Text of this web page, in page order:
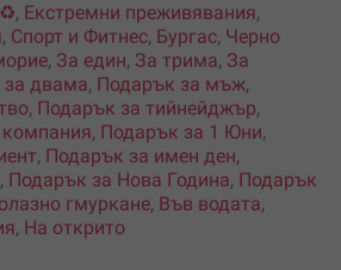
, Екстремни преживявания,
, Спорт и Фитнес, Бургас, Черно
, За един, За трима, За
двама, Подарък за мъж,
, Подарък за тийнейджър,
, Подарък за 1 Юни,
, Подарък за имен ден,
, Подарък за Нова Година, Подарък
гмуркане, Във водата,
, На открито